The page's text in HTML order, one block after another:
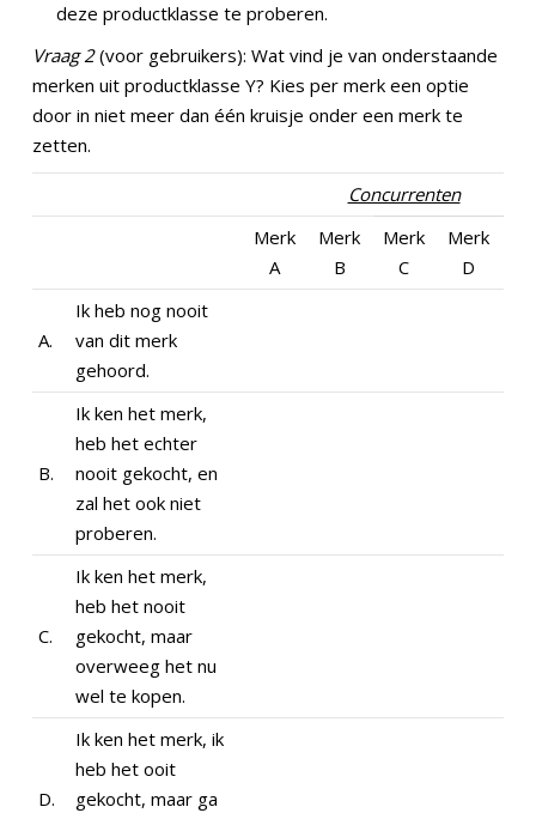
deze productklasse te proberen.
Vraag 2(voor gebruikers): Wat vind je van onderstaande
merken uit productklasse Y? Kies per merk een optie
door in niet meer dan één kruisje onder een merk te
zetten.
Concurrenten
Merk
A
Merk
B
Merk
C
Merk
D
A.
Ik heb nog nooit
van dit merk
gehoord.
B.
Ik ken het merk,
heb het echter
nooit gekocht, en
zal het ook niet
proberen.
C.
Ik ken het merk,
heb het nooit
gekocht, maar
overweeg het nu
wel te kopen.
D.
Ik ken het merk, ik
heb het ooit
gekocht, maar ga